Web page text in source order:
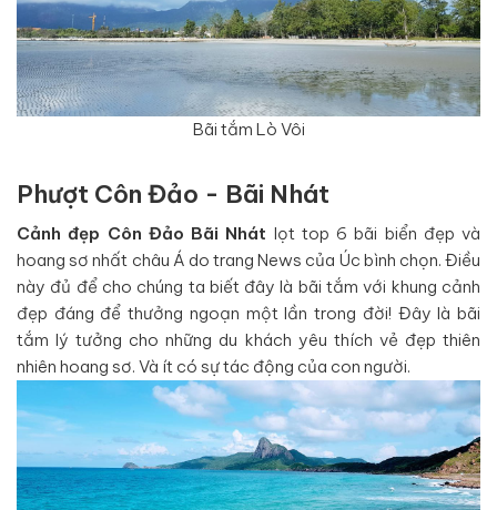
Bãi tắm Lò Vôi
Phượt Côn Đảo - Bãi Nhát
Cảnh đẹp Côn Đảo Bãi Nhát lọt top 6 bãi biển đẹp và
hoang sơ nhất châu Á do trang News của Úc bình chọn. Điều
này đủ để cho chúng ta biết đây là bãi tắm với khung cảnh
đẹp đáng để thưởng ngoạn một lần trong đời! Đây là bãi
tắm lý tưởng cho những du khách yêu thích vẻ đẹp thiên
nhiên hoang sơ. Và ít có sự tác động của con người.